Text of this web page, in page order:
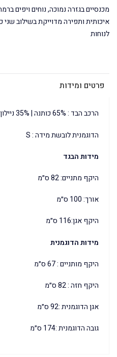
מכנסיים בגזרה נמוכה, נוחים ויפים
איכותית ותפירה מדוייקת בשילוב שני
לנוחות
פרטים ומידות
הרכב הבד : 65% כותנה | 35% ניילון
הדוגמנית לובשת מידה : S
מידות הבגד
היקף מתניים: 82 ס״מ
אורך: 100 ס״מ
היקף אגן:116 ס״מ
מידות הדוגמנית
היקף מותניים : 67 ס״מ
היקף חזה : 82 ס״מ
אגן הדוגמנית :92 ס״מ
גובה הדוגמנית :174 ס״מ